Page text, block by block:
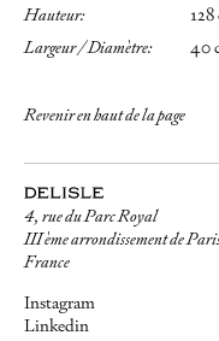
Hauteur:
Largeur / Diamètre:
40
Revenir en haut de la page
4, rue du Parc Royal
III ème arrondissement de
France
Instagram
Linkedin